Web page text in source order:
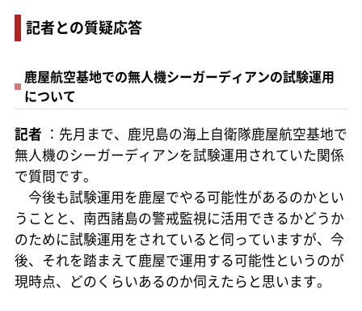
記者との質疑応答
鹿屋航空基地での無人機シーガーディアンの試験運用
について
記者 ：先月まで、鹿児島の海上自衛隊鹿屋航空基地で
無人機のシーガーディアンを試験運用されていた関係
で質問です。
今後も試験運用を鹿屋でやる可能性があるのかとい
うことと、南西諸島の警戒監視に活用できるかどうか
のために試験運用をされていると伺っていますが、今
後、それを踏まえて鹿屋で運用する可能性というのが
現時点、どのくらいあるのか伺えたらと思います。